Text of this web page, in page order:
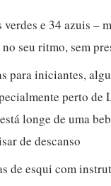
verdes e 34 azuis –
seu ritmo, sem
para iniciantes,
perto de
longe de uma
de descanso
de esqui com